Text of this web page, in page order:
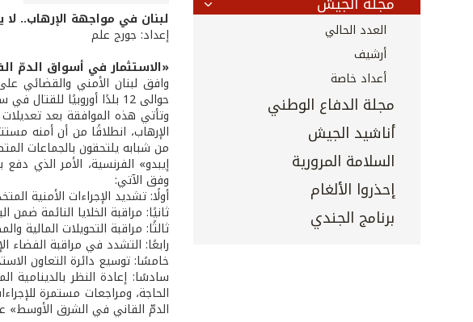
العدد الحالي
أرشيف
أعداد خاصة
مجلة الدفاع الوطني
أناشيد الجيش
السلامة المرورية
إحذروا الألغام
برنامج الجندي
لبنان في مواجهة الإرهاب..
إعداد: جورج علم
«الاستثمار في أسواق الدمّ
وافق لبنان الأمني والقضائي
حوالى 12 بلدًا أوروبيًا للقتال في سوريا والعراق.
وتأتي هذه الموافقة بعد
الإرهاب، انطلاقًا من أن أمنه
من شبابه يلتحقون بالجماعات
إيبدو» الفرنسية، الأمر الذي
وفق الآتي:
أولًا: تشديد الإجراءات الأمنية
ثانيًا: مراقبة الخلايا النائمة ضمن
ثالثًا: مراقبة التحويلات المالية
رابعًا: التشدد في مراقبة الفضاء
خامسًا: توسيع دائرة التعاون
سادسًا: إعادة النظر
الحاجة، ومراجعات مستمرة
الدمّ القاني في الشرق الأوسط»